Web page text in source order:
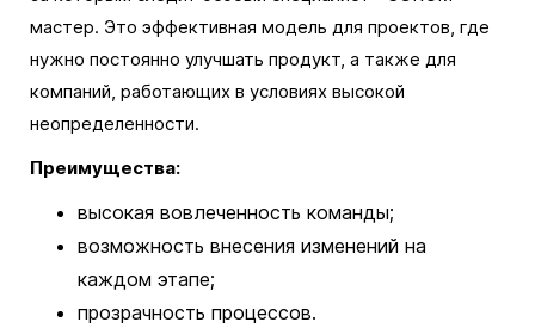
мастер. Это эффективная модель для проектов, где
нужно постоянно улучшать продукт, а также для
компаний, работающих в условиях высокой
неопределенности.
Преимущества:
высокая вовлеченность команды;
возможность внесения изменений на
каждом этапе;
прозрачность процессов.